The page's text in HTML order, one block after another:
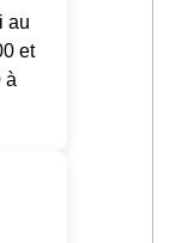
au
et
à